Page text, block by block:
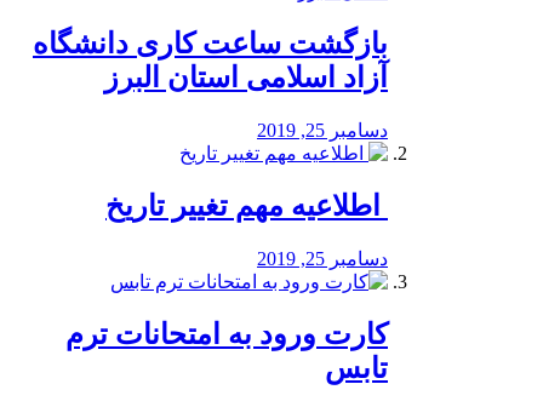
بازگشت ساعت کاری دانشگاه
آزاد اسلامی استان البرز
دسامبر 25, 2019
️ اطلاعیه مهم تغییر تاریخ
دسامبر 25, 2019
کارت ورود به امتحانات ترم
تابس